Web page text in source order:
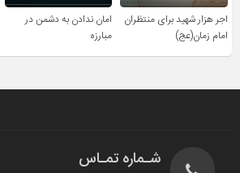
اجر هزار شهید برای منتظران
امام زمان(عج)
امان ندادن به دشمن در
مبارزه
شـماره تمـاس